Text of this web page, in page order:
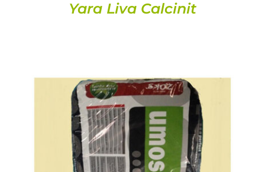
Yara Liva Calcinit